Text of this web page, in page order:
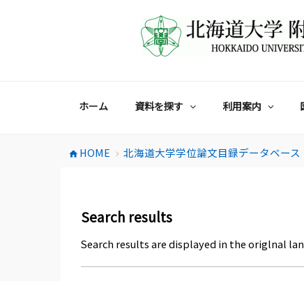
ホーム 資料を探す 利用案内
home HOME chevron_right 北海道大学学位論文目録データベース
Search results
Search results are displayed in the origlnal